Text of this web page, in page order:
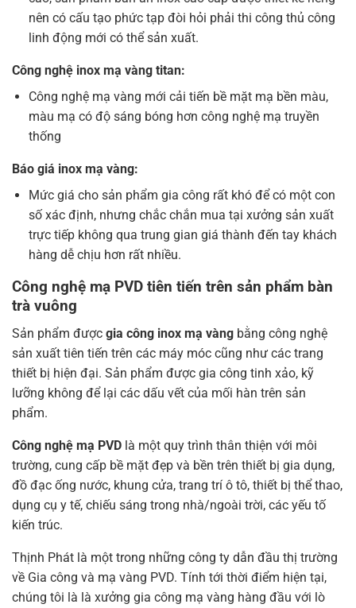
nên có cấu tạo phức tạp đòi hỏi phải thi công thủ công
linh động mới có thể sản xuất.
Công nghệ inox mạ vàng titan:
Công nghệ mạ vàng mới cải tiến bề mặt mạ bền màu,
màu mạ có độ sáng bóng hơn công nghệ mạ truyền
thống
Báo giá inox mạ vàng:
Mức giá cho sản phẩm gia công rất khó để có một con
số xác định, nhưng chắc chắn mua tại xưởng sản xuất
trực tiếp không qua trung gian giá thành đến tay khách
hàng dễ chịu hơn rất nhiều.
Công nghệ mạ PVD tiên tiến trên sản phẩm bàn
trà vuông
Sản phẩm được gia công inox mạ vàng bằng công nghệ
sản xuất tiên tiến trên các máy móc cũng như các trang
thiết bị hiện đại. Sản phẩm được gia công tinh xảo, kỹ
lưỡng không để lại các dấu vết của mối hàn trên sản
phẩm.
Công nghệ mạ PVD là một quy trình thân thiện với môi
trường, cung cấp bề mặt đẹp và bền trên thiết bị gia dụng,
đồ đạc ống nước, khung cửa, trang trí ô tô, thiết bị thể thao,
dụng cụ y tế, chiếu sáng trong nhà/ngoài trời, các yếu tố
kiến ​​trúc.
Thịnh Phát là một trong những công ty dẫn đầu thị trường
về Gia công và mạ vàng PVD. Tính tới thời điểm hiện tại,
chúng tôi là là xưởng gia công mạ vàng hàng đầu với lò